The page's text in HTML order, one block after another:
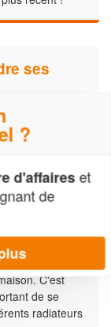
ses
votre déco
un
astuces
de
C'est
de se
radiateurs
?
d'affaireset
de